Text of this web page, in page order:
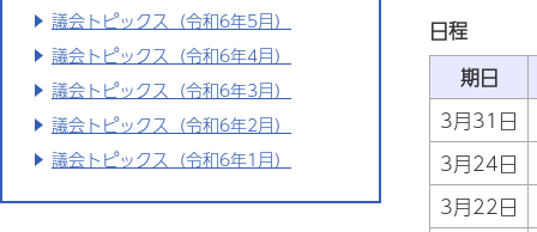
議会トピックス（令和6年5月）
議会トピックス（令和6年4月）
議会トピックス（令和6年3月）
議会トピックス（令和6年2月）
議会トピックス（令和6年1月）
日程
期日
3月31日
3月24日
3月22日